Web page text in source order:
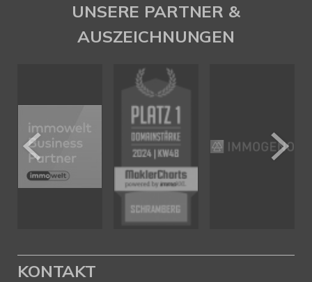
UNSERE PARTNER &
AUSZEICHNUNGEN
KONTAKT